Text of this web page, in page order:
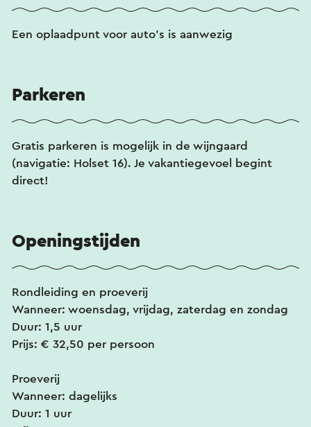
Een oplaadpunt voor auto's is aanwezig
Parkeren
Gratis parkeren is mogelijk in de wijngaard
(navigatie: Holset 16). Je vakantiegevoel begint
direct!
Openingstijden
Rondleiding en proeverij
Wanneer: woensdag, vrijdag, zaterdag en zondag
Duur: 1,5 uur
Prijs: € 32,50 per persoon
Proeverij
Wanneer: dagelijks
Duur: 1 uur